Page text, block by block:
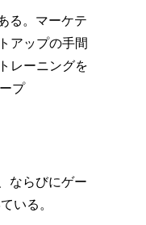
る。マーケテ
アップの手間
レーニングを
プ
ならびにゲー
いる。